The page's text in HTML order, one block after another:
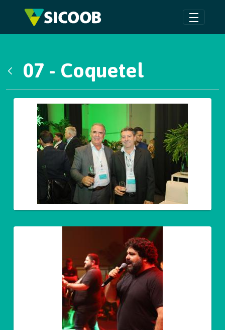
Pular para o Conteúdo principal
07 - Coquetel
Galeria de Mídias